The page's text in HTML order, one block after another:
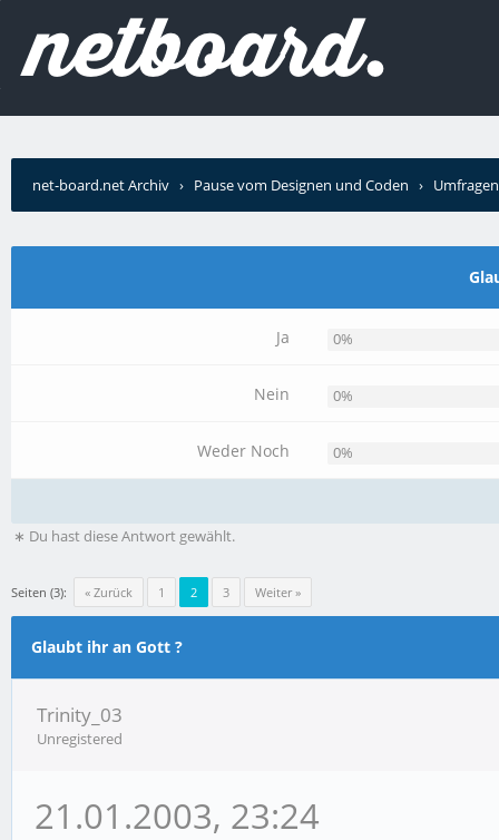
net-board.net Archiv › Pause vom Designen und Coden › Umfragen
Ja 0%
Nein 0%
Weder Noch 0%
∗ Du hast diese Antwort gewählt.
Seiten (3): « Zurück 1 2 3 Weiter »
Glaubt ihr an Gott ?
Trinity_03
Unregistered
21.01.2003, 23:24